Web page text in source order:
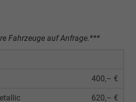
Fahrzeuge auf Anfrage.***
400,– €
620,– €